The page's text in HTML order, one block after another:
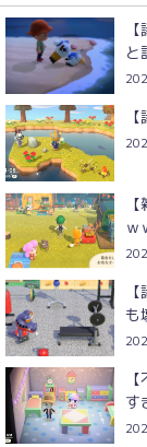
と
ｗ
も
す